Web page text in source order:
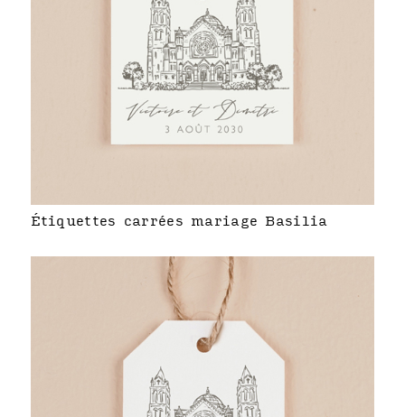
Étiquettes carrées mariage Basilia